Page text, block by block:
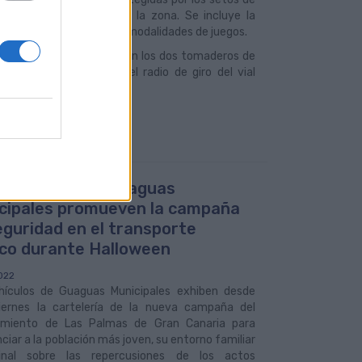
lúdico deportiva en la zona. Se incluye la
ellos, así como de las modalidades de juegos.
Tenerife, se recolocarán los dos tomaderos de
ven afectados por el radio de giro del vial
y Guaguas
promueven la campaña
en el transporte
durante Halloween
de Guaguas Municipales exhiben desde
la cartelería de la nueva campaña del
de Las Palmas de Gran Canaria para
a la población más joven, su entorno familiar
sobre las repercusiones de los actos